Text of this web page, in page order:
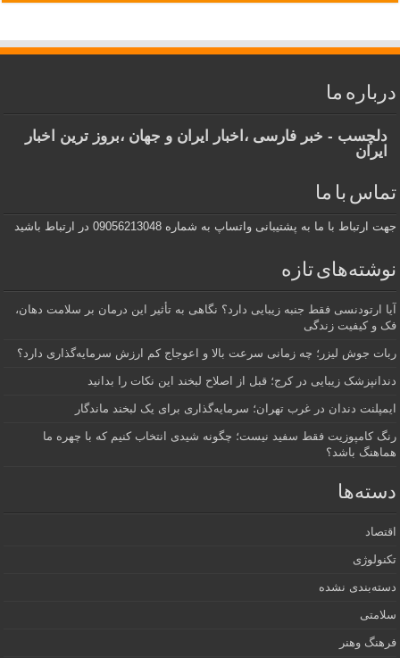
ما
- خبر فارسی ،اخبار ایران و جهان ،بروز ترین اخبار
با ما
با ما به پشتیبانی واتساپ به شماره 09056213048 در ارتباط باشید
تازه
ارتودنسی فقط جنبه زیبایی دارد؟ نگاهی به تأثیر این درمان بر سلامت دهان،
و کیفیت زندگی
جوش لیزر؛ چه زمانی سرعت بالا و اعوجاج کم ارزش سرمایه‌گذاری دارد؟
زیبایی در کرج؛ قبل از اصلاح لبخند این نکات را بدانید
دندان در غرب تهران؛ سرمایه‌گذاری برای یک لبخند ماندگار
کامپوزیت فقط سفید نیست؛ چگونه شیدی انتخاب کنیم که با چهره ما
باشد؟
نشده
وهنر